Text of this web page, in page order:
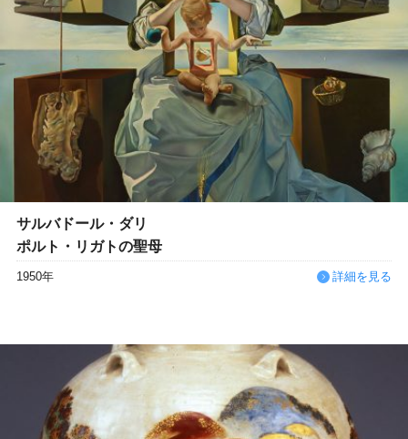
サルバドール・ダリ
ポルト・リガトの聖母
1950年 詳細を見る